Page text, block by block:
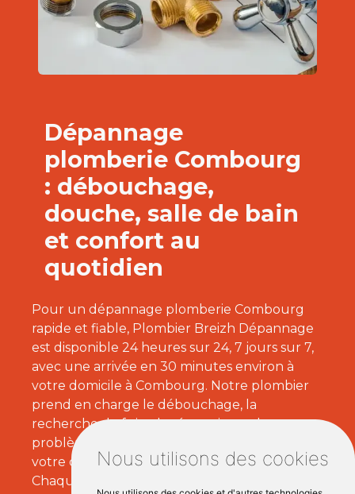
Nous utilisons des cookies
Dépannage
plomberie Combourg
: débouchage,
douche, salle de bain
et confort au
quotidien
Pour un dépannage plomberie Combourg
rapide et fiable, Plombier Breizh Dépannage
est disponible 24 heures sur 24, 7 jours sur 7,
avec une arrivée en 30 minutes environ à
votre domicile à Combourg. Notre plombier
prend en charge le débouchage, la
recherche de fuite, la réparation et les
problèmes de salle de bain pour rétablir
votre confort et sécuriser vos systèmes d'eau.
Chaque dépannage est réalisé avec soin, dans